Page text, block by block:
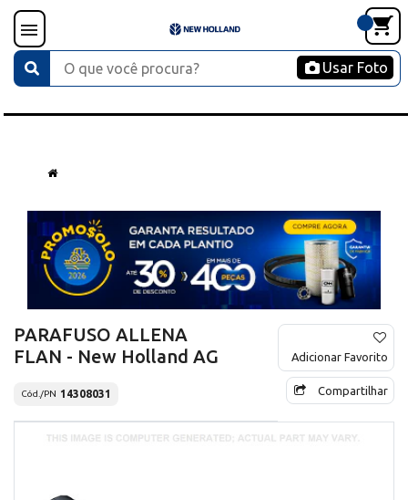
Usar Foto
PARAFUSO ALLENA
FLAN - New Holland AG
Cód./PN 14308031
Adicionar Favorito
Compartilhar